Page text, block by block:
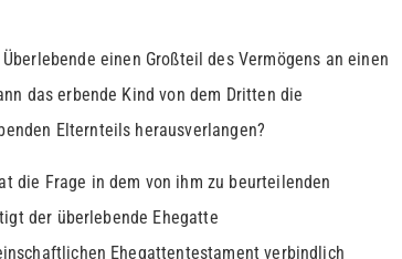
einen Großteil des Vermögens an einen
das erbende Kind von dem Dritten die
Elternteils herausverlangen?
die Frage in dem von ihm zu beurteilenden
der überlebende Ehegatte
Ehegattentestament verbindlich